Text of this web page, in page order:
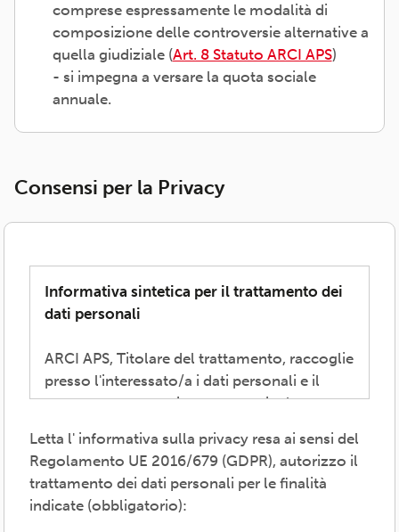
comprese espressamente le modalità di
composizione delle controversie alternative a
quella giudiziale (Art. 8 Statuto ARCI APS)
- si impegna a versare la quota sociale
annuale.
Consensi per la Privacy
Informativa sintetica per il trattamento dei
dati personali
ARCI APS, Titolare del trattamento, raccoglie
presso l'interessato/a i dati personali e il
consenso necessari per consentire la
perseguire i valori propri del movimento
ARCI e affermati negli atti associativi
fondamentali -anche mediante attività,
convenzioni e servizi-, provvedere agli
Letta l' informativa sulla privacy resa ai sensi del
Regolamento UE 2016/679 (GDPR), autorizzo il
trattamento dei dati personali per le finalità
indicate (obbligatorio):